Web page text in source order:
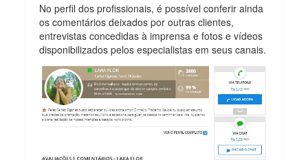
No perfil dos profissionais, é possível conferir ainda
os comentários deixados por outras clientes,
entrevistas concedidas à imprensa e fotos e vídeos
disponibilizados pelos especialistas em seus canais.